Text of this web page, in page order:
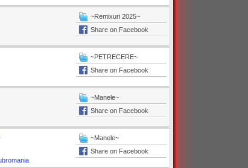
~Remixuri 2025~
Share on Facebook
~PETRECERE~
Share on Facebook
~Manele~
Share on Facebook
~Manele~
Share on Facebook